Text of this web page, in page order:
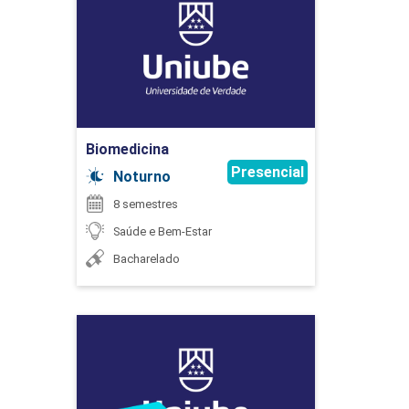
90
COMPETÊNCIAS INTEGRADAS EM
FONOAUDIOLOGIA
COMPONENTE OPTATIVO
Biomedicina
Noturno
Presencial
8 semestres
Saúde e Bem-Estar
Bacharelado
Detalhes do curso
Detalhes do curso